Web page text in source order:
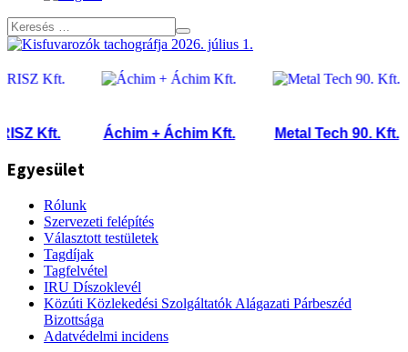
Kft. Áchim + Áchim Kft. Metal Tech 90. Kft.
Egyesület
Rólunk
Szervezeti felépítés
Választott testületek
Tagdíjak
Tagfelvétel
IRU Díszoklevél
Közúti Közlekedési Szolgáltatók Alágazati Párbeszéd
Bizottsága
Adatvédelmi incidens